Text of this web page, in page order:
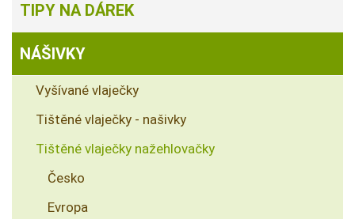
TIPY NA DÁREK
NÁŠIVKY
Vyšívané vlaječky
Tištěné vlaječky - našivky
Tištěné vlaječky nažehlovačky
Česko
Evropa